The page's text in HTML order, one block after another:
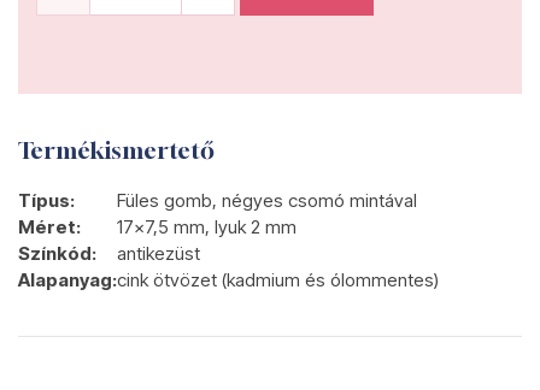
Termékismertető
Típus:
Füles gomb, négyes csomó mintával
Méret:
17x7,5 mm, lyuk 2 mm
Színkód:
antikezüst
Alapanyag:cink ötvözet (kadmium és ólommentes)